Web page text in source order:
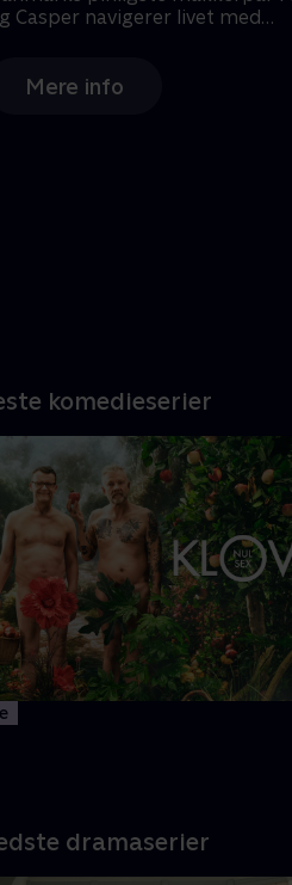
pinligste makkerpar
Casper navigerer livet med
succes
Mere info
komedieserier
dramaserier